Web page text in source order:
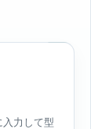
力して型